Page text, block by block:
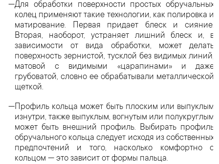
Для обработки поверхности простых обручальных
колец применяют такие технологии, как полировка и
матирование. Первая придает блеск и сияние.
Вторая, наоборот, устраняет лишний блеск и, в
зависимости от вида обработки, может делать
поверхность зернистой, тусклой без видимых линий,
матовой с видимыми «царапинами» и даже
грубоватой, словно ее обрабатывали металлической
щеткой.
Профиль кольца может быть плоским или выпуклым
изнутри, также выпуклым, вогнутым или полукруглым
может быть внешний профиль. Выбирать профиль
обручального кольца следует исходя из собственных
предпочтений и того, насколько комфортно с
кольцом — это зависит от формы пальца.